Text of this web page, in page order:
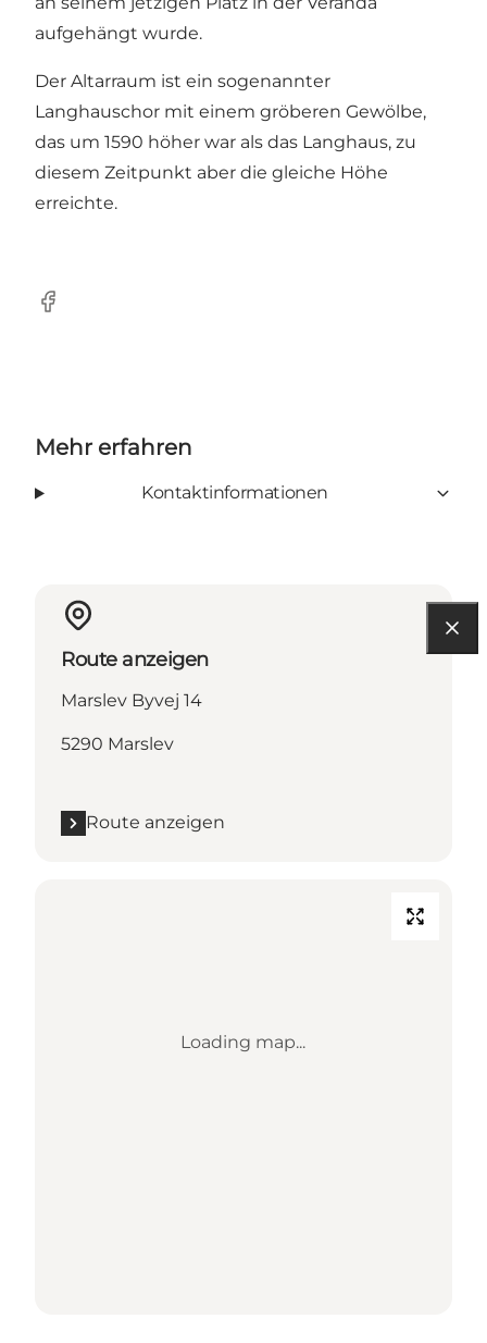
aufgehängt wurde.
Der Altarraum ist ein sogenannter
Langhauschor mit einem gröberen Gewölbe,
das um 1590 höher war als das Langhaus, zu
diesem Zeitpunkt aber die gleiche Höhe
erreichte.
Facebook
Mehr erfahren
Kontaktinformationen
Route anzeigen
Marslev Byvej 14
5290 Marslev
Route anzeigen
Loading map...